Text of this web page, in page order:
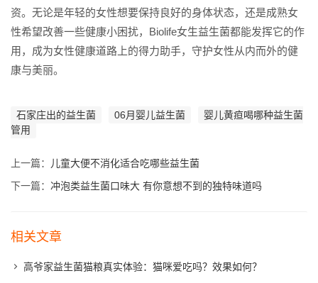
资。无论是年轻的女性想要保持良好的身体状态，还是成熟女
性希望改善一些健康小困扰，Biolife女生益生菌都能发挥它的作
用，成为女性健康道路上的得力助手，守护女性从内而外的健
康与美丽。
石家庄出的益生菌 06月婴儿益生菌
婴儿黄疸喝哪种益生菌
管用
上一篇：
儿童大便不消化适合吃哪些益生菌
下一篇： 冲泡类益生菌口味大 有你意想不到的独特味道吗
相关文章
高爷家益生菌猫粮真实体验：猫咪爱吃吗？效果如何？